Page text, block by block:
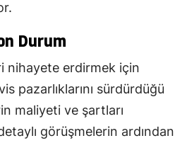
Durum
nihayete erdirmek için
pazarlıklarını sürdürdüğü
maliyeti ve şartları
görüşmelerin ardından